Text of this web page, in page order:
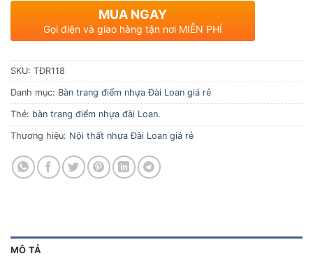
MUA NGAY
Gọi điện và giao hàng tận nơi MIỄN PHÍ
SKU: TĐR118
Danh mục: Bàn trang điểm nhựa Đài Loan giá rẻ
Thẻ: bàn trang điểm nhựa đài Loan.
Thương hiệu: Nội thất nhựa Đài Loan giá rẻ
MÔ TẢ